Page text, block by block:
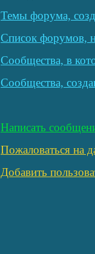
Темы форума,
Список форумов,
Сообщества, в
Сообщества,
Написать
Пожаловаться на
Добавить